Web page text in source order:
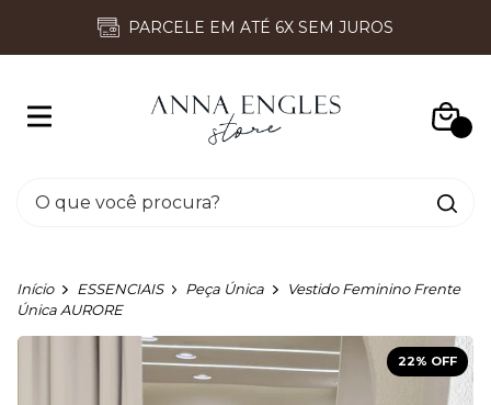
PARCELE EM ATÉ 6X SEM JUROS
Início ESSENCIAIS Peça Única
Vestido Feminino Frente
Única AURORE
22% OFF